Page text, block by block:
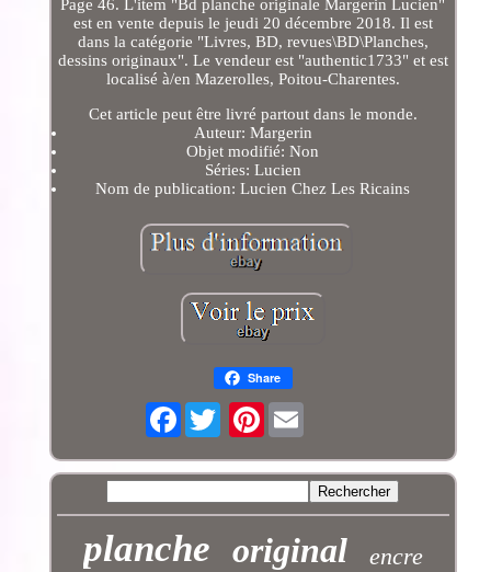
Page 46. L'item "Bd planche originale Margerin Lucien"
est en vente depuis le jeudi 20 décembre 2018. Il est
dans la catégorie "Livres, BD, revues\BD\Planches,
dessins originaux". Le vendeur est "authentic1733" et est
localisé à/en Mazerolles, Poitou-Charentes.
Cet article peut être livré partout dans le monde.
Auteur: Margerin
Objet modifié: Non
Séries: Lucien
Nom de publication: Lucien Chez Les Ricains
Share
Facebook Pinterest
planche original encre